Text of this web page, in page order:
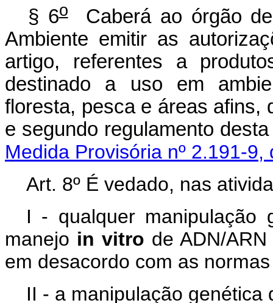
§ 6oCaberá ao órgão de
Ambiente emitir as
artigo, referentes a
destinado a uso em
floresta, pesca e áreas afins,
e segundo
Medida Provisória nº 2.191-9,
Art. 8º É vedado, nas
I - qualquer manipulação
manejo in vitro de ADN/
em desacordo com as
II - a manipulação